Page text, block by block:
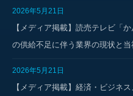
2026年5月21日
【メディア掲載】読売テレビ「
の供給不足に伴う業界の現状と
2026年5月21日
【メディア掲載】経済・ビジネ